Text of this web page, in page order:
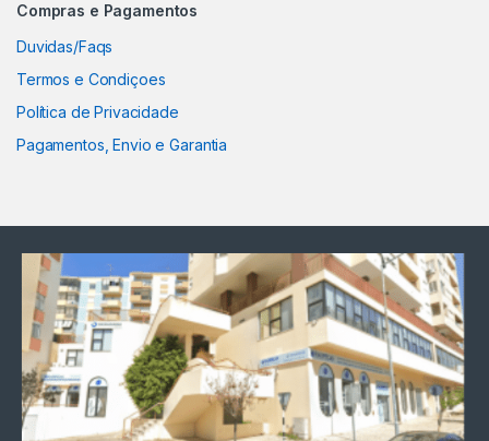
Compras e Pagamentos
Duvidas/Faqs
Termos e Condiçoes
Política de Privacidade
Pagamentos, Envio e Garantia